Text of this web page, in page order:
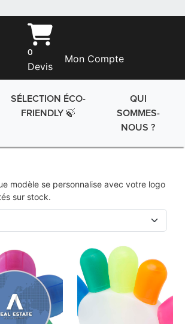
0
Devis
Mon Compte
SÉLECTION ÉCO-
FRIENDLY 🍃
QUI
SOMMES-
NOUS ?
modèle se personnalise avec votre logo
sur stock.